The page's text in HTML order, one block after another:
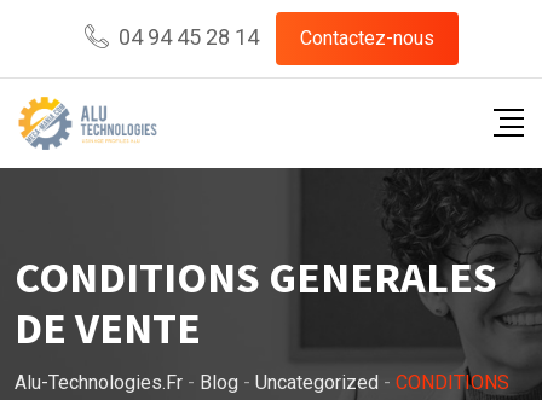
content
04 94 45 28 14 Contactez-nous
CONDITIONS GENERALES
DE VENTE
Alu-Technologies.fr - Blog - Uncategorized - CONDITIONS